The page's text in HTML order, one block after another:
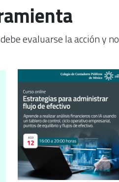
evaluarse la acción y no